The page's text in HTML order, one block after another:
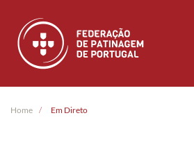
Skip to main content
Home Em Direto